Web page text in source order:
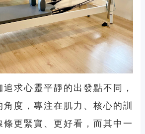
追求心靈平靜的出發點不同，
角度，專注在肌力、核心的訓
更緊實、更好看，而其中一